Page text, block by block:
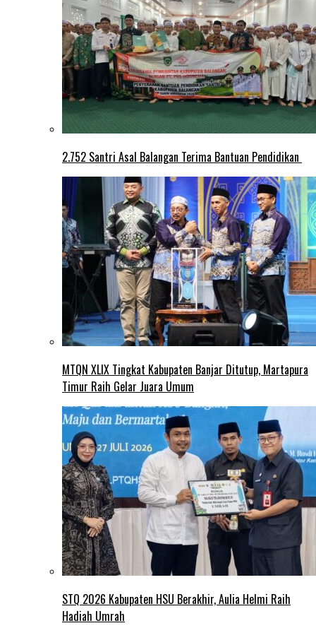
2.752 Santri Asal Balangan Terima Bantuan Pendidikan
MTQN XLIX Tingkat Kabupaten Banjar Ditutup, Martapura
Timur Raih Gelar Juara Umum
STQ 2026 Kabupaten HSU Berakhir, Aulia Helmi Raih
Hadiah Umrah